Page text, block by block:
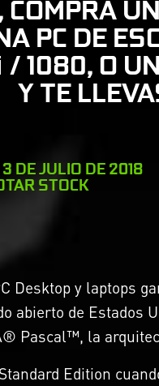
COMPRA
PC DE
/ 1080, O
Y TE
DE JULIO DE 2018
STOCK
Desktop y laptops
abierto de Estados
Pascal™, la
Edition